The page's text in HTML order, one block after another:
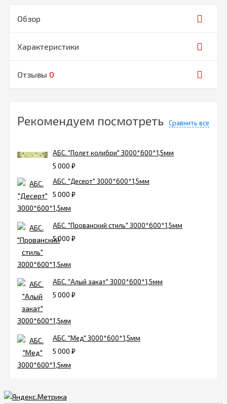
Обзор
Характеристики
Отзывы 0
Рекомендуем посмотреть Сравнить все
АБС. "Полет колибри" 3000*600*1,5мм
5 000 ₽
АБС. "Десерт" 3000*600*1,5мм
5 000 ₽
АБС. "Прованский стиль" 3000*600*1,5мм
5 000 ₽
АБС. "Алый закат" 3000*600*1,5мм
5 000 ₽
АБС. "Мед" 3000*600*1,5мм
5 000 ₽